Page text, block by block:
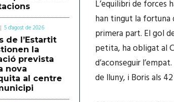
5 d'agost de 2026
de l’Estartit
la
prevista
nova
al centre
L’equilibri de forces
han tingut la fortuna
primera part. El gol
petita, ha obligat al
d’aconseguir
de lluny, i Boris als